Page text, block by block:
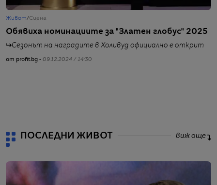
Живот/Сцена
Обявиха номинациите за "Златен глобус" 2025
Сезонът на наградите в Холивуд официално е открит
от profit.bg - 09.12.2024 / 14:30
ПОСЛЕДНИ ЖИВОТ виж още